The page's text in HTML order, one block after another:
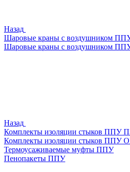
Назад
Шаровые краны с воздушником
Шаровые краны с воздушником
Назад
Комплекты изоляции стыков ППУ
Комплекты изоляции стыков ППУ
Термоусаживаемые муфты ППУ
Пенопакеты ППУ